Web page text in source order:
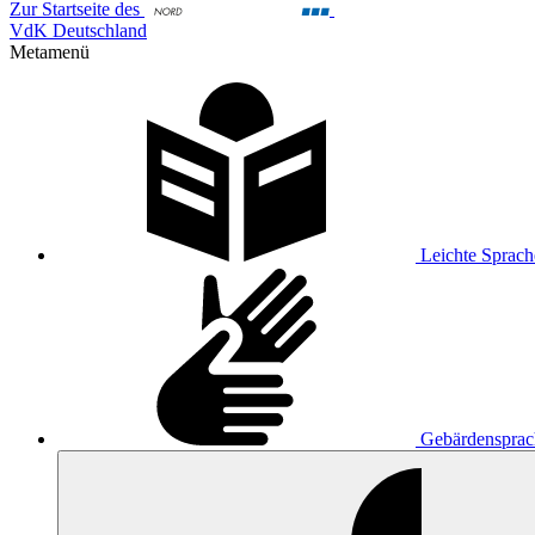
Zur Startseite des
VdK Deutschland
Metamenü
Leichte